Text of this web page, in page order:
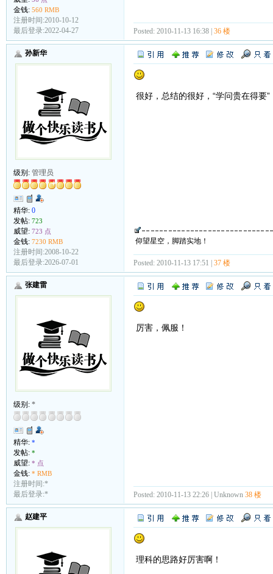
金钱: 560 RMB
注册时间:2010-10-12
最后登录:2022-04-27
Posted: 2010-11-13 16:38 | 36 楼
孙新华
级别: 管理员
精华: 0
发帖: 723
威望: 723 点
金钱: 7230 RMB
注册时间:2008-10-22
最后登录:2026-07-01
很好，总结的很好，“学问贵在得要
仰望星空，脚踏实地！
Posted: 2010-11-13 17:51 | 37 楼
张建雷
级别: *
精华: *
发帖: *
威望: * 点
金钱: * RMB
注册时间:*
最后登录:*
厉害，佩服！
Posted: 2010-11-13 22:26 | Unknown 38 楼
赵建平
理科的思路好厉害啊！